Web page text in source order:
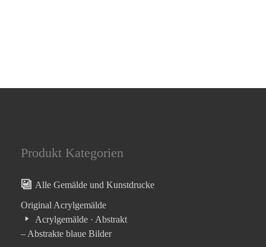
Produkt Kategorien
Alle Gemälde und Kunstdrucke
Original Acrylgemälde
Acrylgemälde · Abstrakt
– Abstrakte blaue Bilder